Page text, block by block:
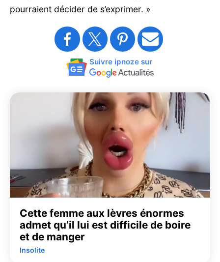
pourraient décider de s’exprimer. »
Suivre ipnoze sur
Cette femme aux lèvres énormes
admet qu’il lui est difficile de boire
et de manger
Insolite